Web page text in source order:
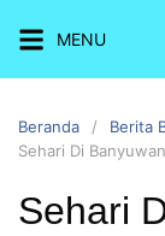
MENU
Beranda
Berita
Sehari Di
Sehari